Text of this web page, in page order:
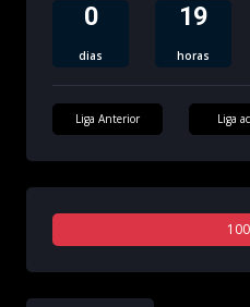
0
dias
19
horas
Liga Anterior Liga